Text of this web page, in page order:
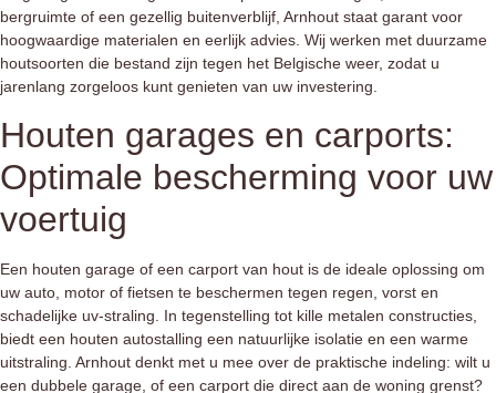
bergruimte of een gezellig buitenverblijf, Arnhout staat garant voor
hoogwaardige materialen en eerlijk advies. Wij werken met duurzame
houtsoorten die bestand zijn tegen het Belgische weer, zodat u
jarenlang zorgeloos kunt genieten van uw investering.
Houten garages en carports:
Optimale bescherming voor uw
voertuig
Een houten garage of een carport van hout is de ideale oplossing om
uw auto, motor of fietsen te beschermen tegen regen, vorst en
schadelijke uv-straling. In tegenstelling tot kille metalen constructies,
biedt een houten autostalling een natuurlijke isolatie en een warme
uitstraling. Arnhout denkt met u mee over de praktische indeling: wilt u
een dubbele garage, of een carport die direct aan de woning grenst?